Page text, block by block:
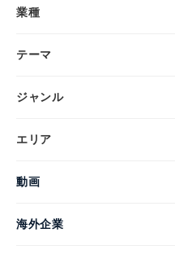
業種
テーマ
ジャンル
エリア
動画
海外企業